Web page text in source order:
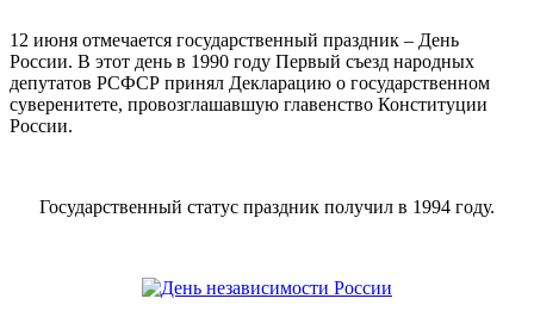
12 июня отмечается государственный праздник – День
России. В этот день в 1990 году Первый съезд народных
депутатов РСФСР принял Декларацию о государственном
суверенитете, провозглашавшую главенство Конституции
России.
Государственный статус праздник получил в 1994 году.